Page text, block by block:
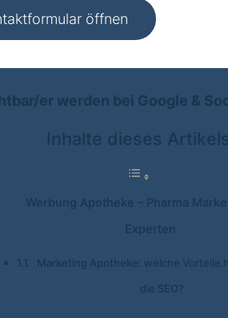
öffnen
er werden bei Google &
Inhalte dieses
Werbung Apotheke – Pharma
Experten
Marketing Apotheke: welche Vorteile
die SEO?